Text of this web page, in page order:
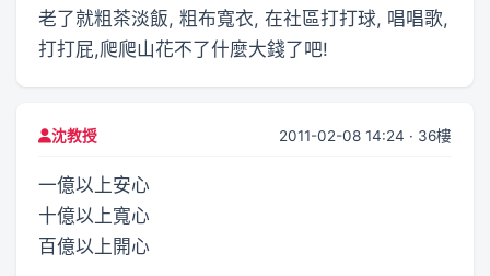
老了就粗茶淡飯, 粗布寬衣, 在社區打打球, 唱唱歌,
打打屁,爬爬山花不了什麼大錢了吧!
沈教授 2011-02-08 14:24 · 36樓
一億以上安心
十億以上寬心
百億以上開心